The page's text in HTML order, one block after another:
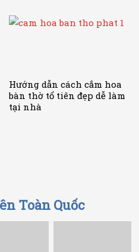
Hướng dẫn cách cắm hoa
bàn thờ tổ tiên đẹp dễ làm
tại nhà
Toàn Quốc